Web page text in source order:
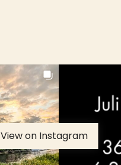
View on Instagram